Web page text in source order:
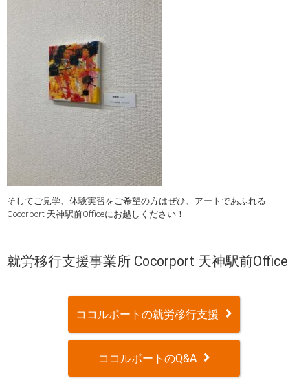
そしてご見学、体験実習をご希望の方はぜひ、アートであふれる
Cocorport 天神駅前Officeにお越しください！
就労移行支援事業所 Cocorport 天神駅前Office
ココルポートの就労移行支援
ココルポートのQ&A